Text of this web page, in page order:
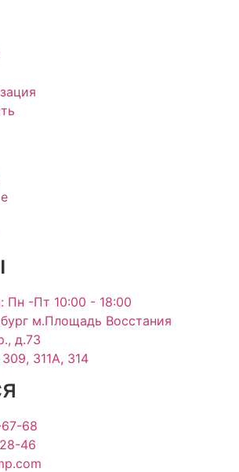
Пн -Пт 10:00 - 18:00
м.Площадь Восстания
д.73
311А, 314
68
46